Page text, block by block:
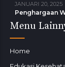
JANUARI 20, 2025
Penghargaan
Menu
Home